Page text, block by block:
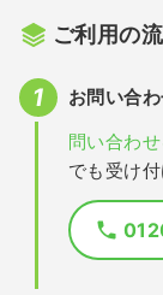
ご利用の
お問い合
問い合わせ
でも受け付